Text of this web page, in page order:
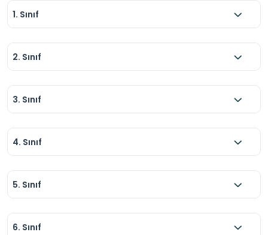
inşaat çalışmalarına dikkat edin ve güvenli
alanların dışına çıkmamaya özen gösterin.
1. Sınıf
2. Sınıf
3. Sınıf
4. Sınıf
5. Sınıf
6. Sınıf